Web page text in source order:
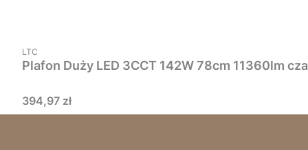
PRODUCENT
LTC
Cena
394,97 zł